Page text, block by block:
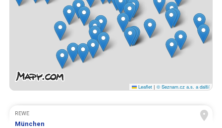
Leaflet | © Seznam.cz a.s. a další
REWE
München